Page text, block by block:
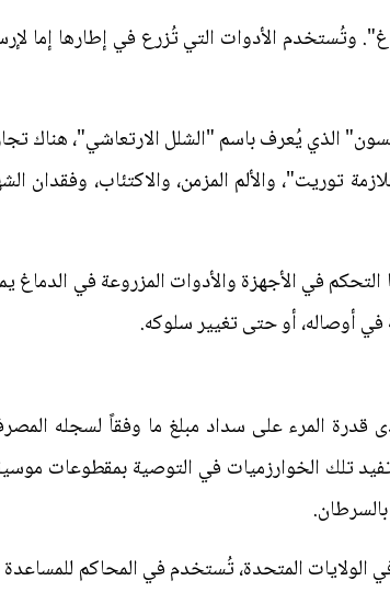
وتُستخدم الأدوات التي تُزرع في إطارها إما
الذي يُعرف باسم "الشلل الارتعاشي"، هناك
توريت"، والألم المزمن، والاكتئاب، وفقدان
في الأجهزة والأدوات المزروعة في الدماغ
في أوصاله، أو حتى تغيير سلوكه.
المرء على سداد مبلغ ما وفقاً لسجله
تلك الخوارزميات في التوصية بمقطوعات
الولايات المتحدة، تُستخدم في المحاكم